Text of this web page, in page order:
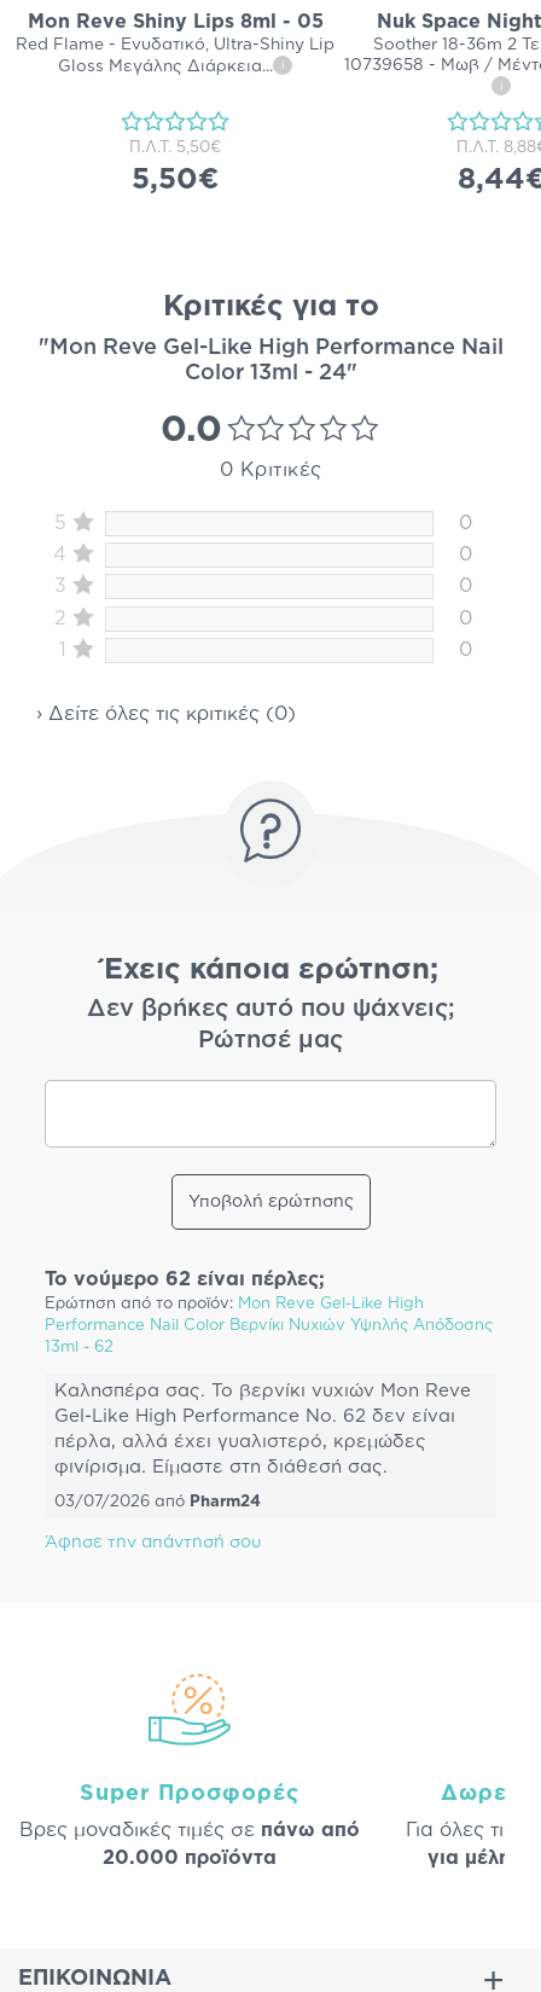
Mon Reve Shiny Lips 8ml - 05
Red Flame - Ενυδατικό, Ultra-Shiny Lip
Gloss Μεγάλης Διάρκεια... i
Π.Λ.Τ. 5,50€
5,50€
Nuk Space
Soother 18-36m 2
10739658 - Μωβ /
i
Π.Λ.Τ.
Κριτικές για το
"Mon Reve Gel-Like High Performance Nail
Color 13ml - 24"
0.0
0 Κριτικές
5
0
4
0
3
0
2
0
1
0
› Δείτε όλες τις κριτικές (0)
Έχεις κάποια ερώτηση;
Δεν βρήκες αυτό που ψάχνεις;
Ρώτησέ μας
Υποβολή ερώτησης
Το νούμερο 62 είναι πέρλες;
Ερώτηση από το προϊόν: Mon Reve Gel-Like High
Performance Nail Color Βερνίκι Νυχιών Υψηλής Απόδοσης
13ml - 62
Καλησπέρα σας. Το βερνίκι νυχιών Mon Reve
Gel-Like High Performance No. 62 δεν είναι
πέρλα, αλλά έχει γυαλιστερό, κρεμώδες
φινίρισμα. Είμαστε στη διάθεσή σας.
03/07/2026 από Pharm24
Άφησε την απάντησή σου
Super Προσφορές
Βρες μοναδικές τιμές σε πάνω από
20.000 προϊόντα
Δωρεάν
Για όλες τις
για μέλη
ΕΠΙΚΟΙΝΩΝΙΑ